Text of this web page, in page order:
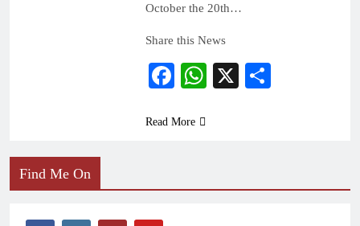
October the 20th…
Share this News
Facebook
WhatsApp
X
Read More
Find Me On